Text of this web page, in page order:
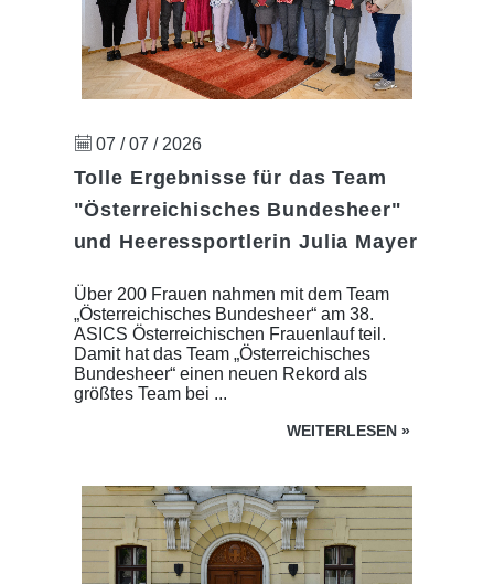
07 / 07 / 2026
Tolle Ergebnisse für das Team
"Österreichisches Bundesheer"
und Heeressportlerin Julia Mayer
Über 200 Frauen nahmen mit dem Team
„Österreichisches Bundesheer“ am 38.
ASICS Österreichischen Frauenlauf teil.
Damit hat das Team „Österreichisches
Bundesheer“ einen neuen Rekord als
größtes Team bei ...
WEITERLESEN »